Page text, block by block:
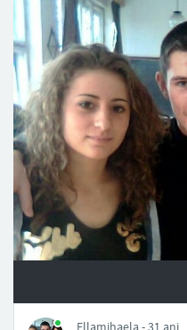
Ellamihaela - 31 ani